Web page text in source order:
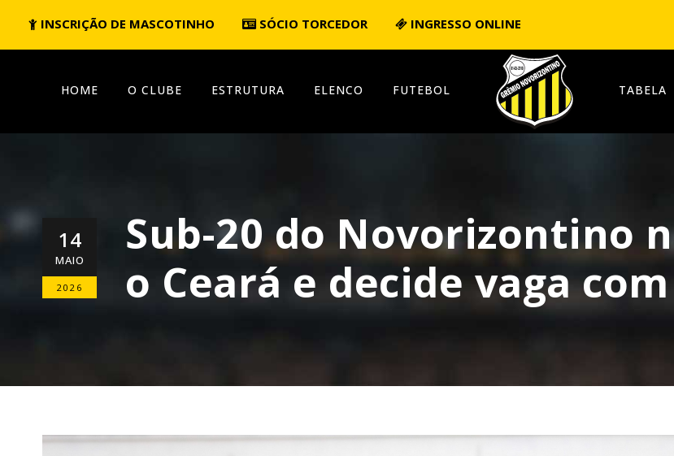
INSCRIÇÃO DE MASCOTINHO SÓCIO TORCEDOR INGRESSO ONLINE
HOME O CLUBE ESTRUTURA ELENCO FUTEBOL TABELA
14
MAIO
2026
Sub-20 do Novorizontino
o Ceará e decide vaga